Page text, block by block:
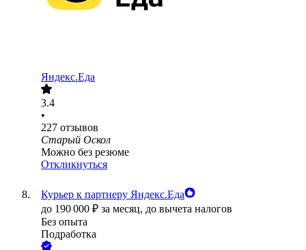
Яндекс.Еда
3.4
•
227 отзывов
Старый Оскол
Можно без резюме
Откликнуться
Курьер к партнеру Яндекс.Еда
до 190 000 ₽ за месяц, до вычета налогов
Без опыта
Подработка